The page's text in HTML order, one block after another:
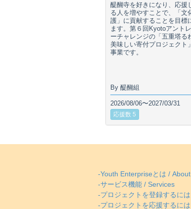
醍醐寺を好きになり、応援
る人を増やすことで、「文
護」に貢献することを目標
ます。第６回Kyotoアント
ーチャレンジの「五重塔る
美味しい寄付プロジェクト
事業です。
By 醍醐組
2026/08/06〜2027/03/31
応援数 5
-Youth Enterpriseとは /
-サービス機能 / Services
-プロジェクトを登録するに
-プロジェクトを応援するに